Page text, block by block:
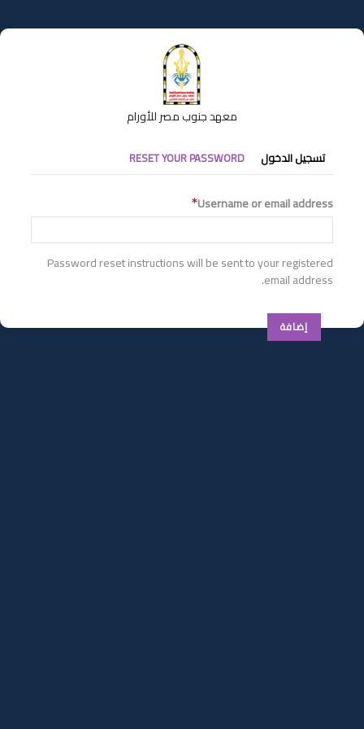
إلى
المحتوى
معهد جنوب مصر للأورام
التبويبات
الأساسية
تسجيل الدخول RESET YOUR PASSWORD
Username or email address
Password reset instructions will be sent to your registered
email address.